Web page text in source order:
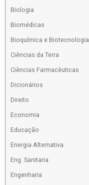
Biologia
Biomédicas
Bioquímica e Biotecnologia
Ciências da Terra
Ciências Farmacêuticas
Dicionários
Direito
Economia
Educação
Energia Alternativa
Eng. Sanitaria
Engenharia